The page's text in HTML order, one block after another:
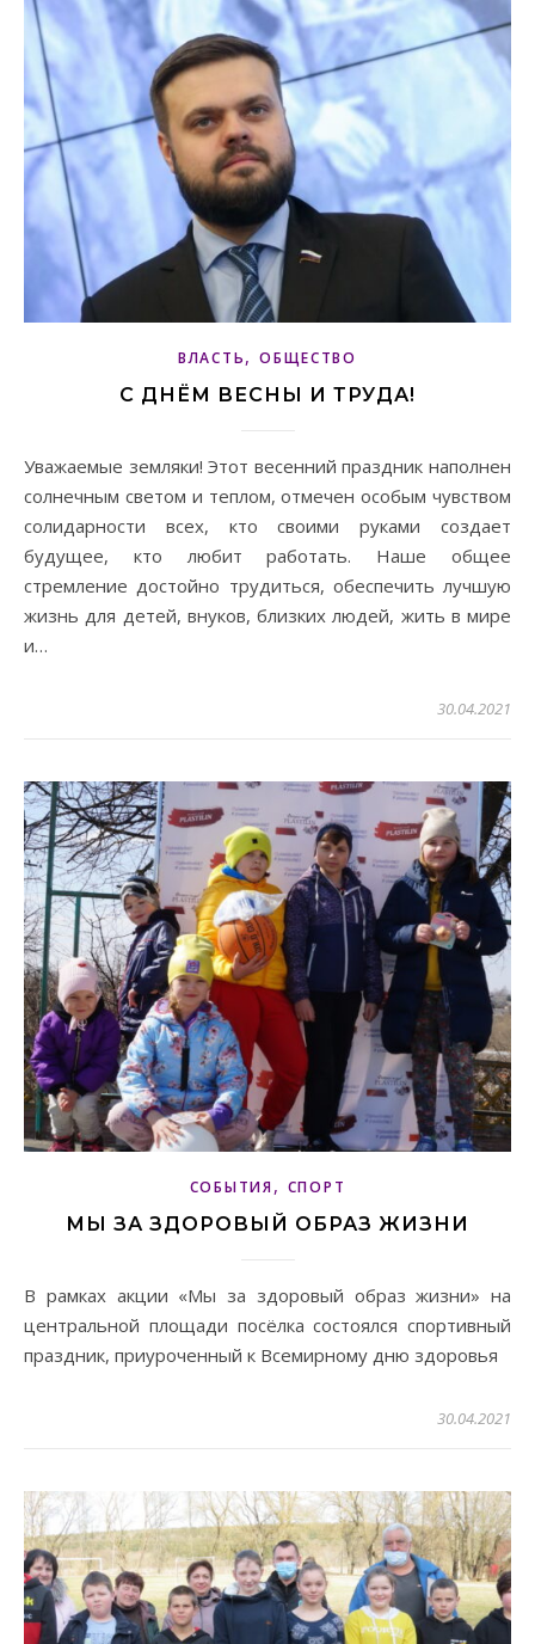
ВЛАСТЬ,ОБЩЕСТВО
С ДНЁМ ВЕСНЫ И ТРУДА!
Уважаемые земляки! Этот весенний праздник наполнен
солнечным светом и теплом, отмечен особым чувством
солидарности всех, кто своими руками создает
будущее, кто любит работать. Наше общее
стремление достойно трудиться, обеспечить лучшую
жизнь для детей, внуков, близких людей, жить в мире
и…
30.04.2021
СОБЫТИЯ, СПОРТ
МЫ ЗА ЗДОРОВЫЙ ОБРАЗ ЖИЗНИ
В рамках акции «Мы за здоровый образ жизни» на
центральной площади посёлка состоялся спортивный
праздник, приуроченный к Всемирному дню здоровья
30.04.2021